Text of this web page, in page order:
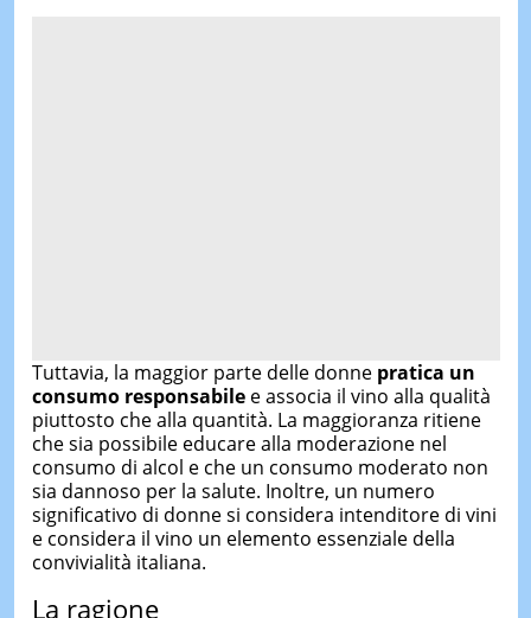
Tuttavia, la maggior parte delle donne pratica un
consumo responsabilee associa il vino alla qualità
piuttosto che alla quantità. La maggioranza ritiene
che sia possibile educare alla moderazione nel
consumo di alcol e che un consumo moderato non
sia dannoso per la salute. Inoltre, un numero
significativo di donne si considera intenditore di vini
e considera il vino un elemento essenziale della
convivialità italiana.
La ragione